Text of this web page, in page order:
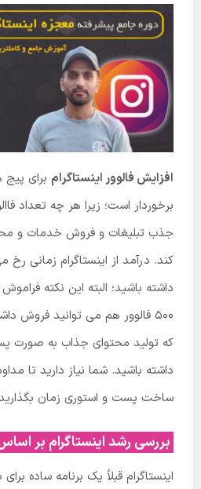
افزایش فالوور اینستاگرام برای پیج
برخوردار است؛ زیرا هر چه تعداد
جذب تبلیغات و فروش خدمات و
کند. درآمد از اینستاگرام زمانی رخ
داشته باشید؛ البته این نکته
500 فالوور هم می توانید فروش
که تولید محتوای جذاب به صورت
ساخت پست و استوری زمان
بررسی رشد اینستاگرام بر
اینستاگرام قبلاً یک برنامه ساده